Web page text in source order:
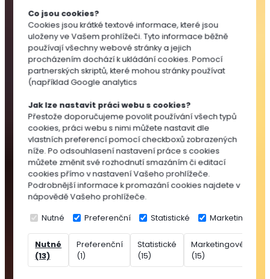
Co jsou cookies?
Cookies jsou krátké textové informace, které jsou
uloženy ve Vašem prohlížeči. Tyto informace běžně
používají všechny webové stránky a jejich
procházením dochází k ukládání cookies. Pomocí
partnerských skriptů, které mohou stránky používat
(například Google analytics
Jak lze nastavit práci webu s cookies?
Přestože doporučujeme povolit používání všech typů
cookies, práci webu s nimi můžete nastavit dle
vlastních preferencí pomocí checkboxů zobrazených
níže. Po odsouhlasení nastavení práce s cookies
můžete změnit své rozhodnutí smazáním či editací
cookies přímo v nastavení Vašeho prohlížeče.
Podrobnější informace k promazání cookies najdete v
nápovědě Vašeho prohlížeče.
Nutné Preferenční Statistické Marketingové
Nutné
(13)
Preferenční
(1)
Statistické
(15)
Marketingové
(15)
výsev
a
množení
Substráty
pro
pokojovky
Substráty
pro
balkónovky
Substráty
pro
okrasné
dřeviny
Speciální
substráty
Rašelina
Přísady